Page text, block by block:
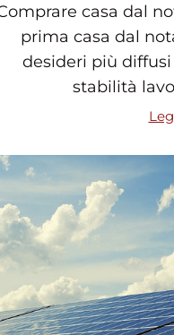
casa dal
prima casa dal
desideri più
stabilità